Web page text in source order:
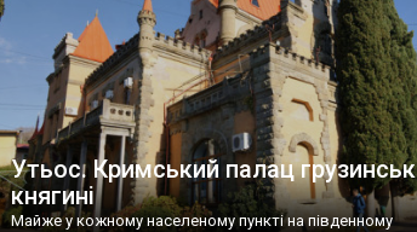
Утьос. Кримський палац
княгині
Майже у кожному населеному пункті на південному